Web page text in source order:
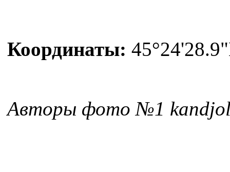
Координаты:
Авторы фото №1